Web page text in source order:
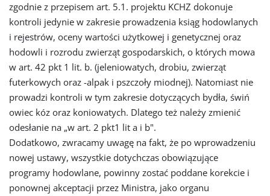
zgodnie z przepisem art. 5.1. projektu KCHZ dokonuje
kontroli jedynie w zakresie prowadzenia ksiąg hodowlanych
i rejestrów, oceny wartości użytkowej i genetycznej oraz
hodowli i rozrodu zwierząt gospodarskich, o których mowa
w art. 42 pkt 1 lit. b. (jeleniowatych, drobiu, zwierząt
futerkowych oraz -alpak i pszczoły miodnej). Natomiast nie
prowadzi kontroli w tym zakresie dotyczących bydła, świń
owiec kóz oraz koniowatych. Dlatego też należy zmienić
odesłanie na „w art. 2 pkt1 lit a i b".
Dodatkowo, zwracamy uwagę na fakt, że po wprowadzeniu
nowej ustawy, wszystkie dotychczas obowiązujące
programy hodowlane, powinny zostać poddane korekcie i
ponownej akceptacji przez Ministra, jako organu